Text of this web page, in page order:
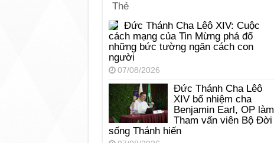
Thẻ
Đức Thánh Cha Lêô XIV: Cuộc
cách mạng của Tin Mừng phá đổ
những bức tường ngăn cách con
người
07/08/2026
Đức Thánh Cha Lêô
XIV bổ nhiệm cha
Benjamin Earl, OP làm
Tham vấn viên Bộ Đời
sống Thánh hiến